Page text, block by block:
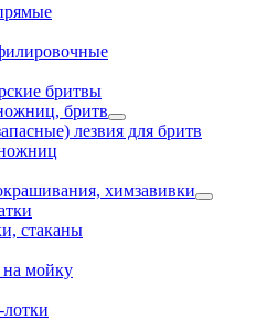
бритвы
бритв
лезвия для бритв
химзавивки
стаканы
мойку